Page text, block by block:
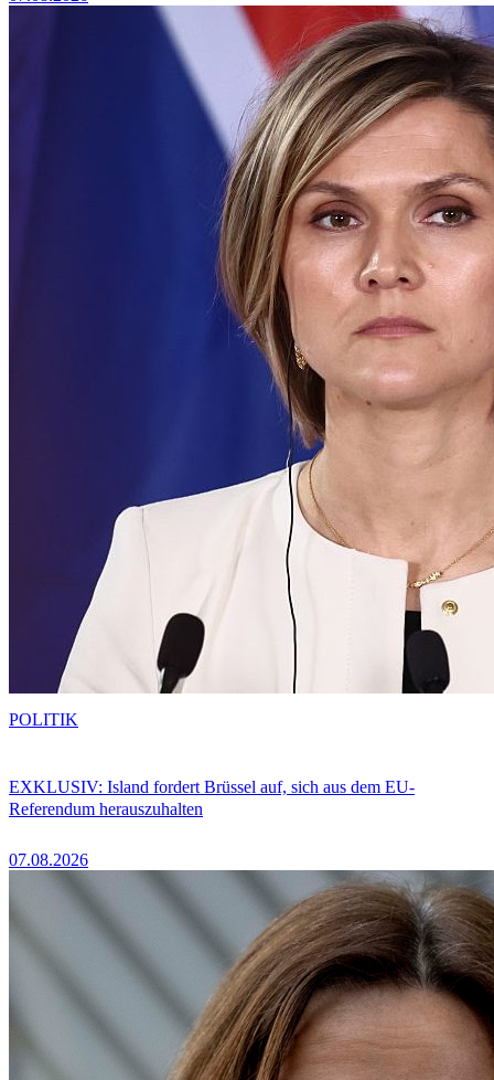
EXKLUSIV: Island fordert Brüssel auf, sich aus dem EU-
Referendum herauszuhalten
07.08.2026
POLITIK